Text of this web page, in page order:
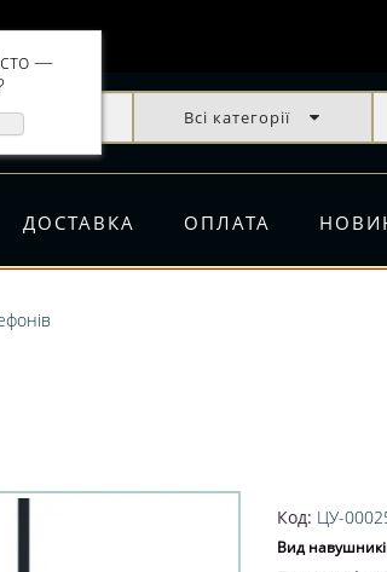
—
Всі категорії
ДОСТАВКА ОПЛАТА
Код: ЦУ-
Вид